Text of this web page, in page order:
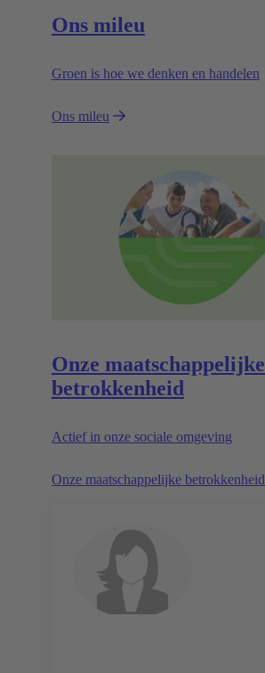
Ons mileu
Groen is hoe we denken en handelen
Ons mileu
Onze maatschappelijke
betrokkenheid
Actief in onze sociale omgeving
Onze maatschappelijke betrokkenheid